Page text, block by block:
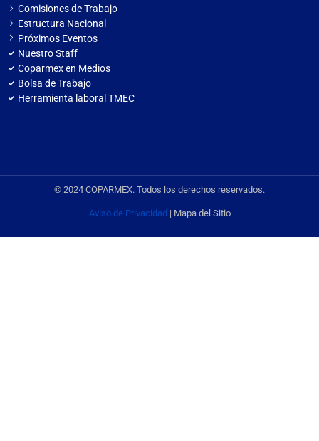
Comisiones de Trabajo
Estructura Nacional
Próximos Eventos
Nuestro Staff
Coparmex en Medios
Bolsa de Trabajo
Herramienta laboral TMEC
© 2024 COPARMEX. Todos los derechos reservados.
Aviso de Privacidad| Mapa del Sitio